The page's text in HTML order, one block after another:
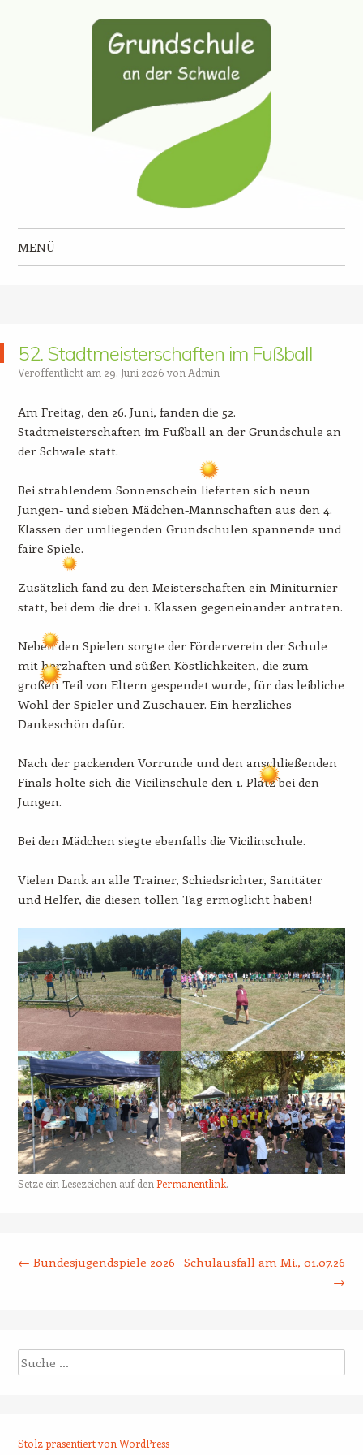
Grundschule an der Schwale
MENÜ
52. Stadtmeisterschaften im Fußball
Veröffentlicht am 29. Juni 2026 von Admin
Am Freitag, den 26. Juni, fanden die 52.
Stadtmeisterschaften im Fußball an der Grundschule an
der Schwale statt.
Bei strahlendem Sonnenschein lieferten sich neun
Jungen- und sieben Mädchen-Mannschaften aus den 4.
Klassen der umliegenden Grundschulen spannende und
faire Spiele.
Zusätzlich fand zu den Meisterschaften ein Miniturnier
statt, bei dem die drei 1. Klassen gegeneinander antraten.
Neben den Spielen sorgte der Förderverein der Schule
mit herzhaften und süßen Köstlichkeiten, die zum
großen Teil von Eltern gespendet wurde, für das leibliche
Wohl der Spieler und Zuschauer. Ein herzliches
Dankeschön dafür.
Nach der packenden Vorrunde und den anschließenden
Finals holte sich die Vicilinschule den 1. Platz bei den
Jungen.
Bei den Mädchen siegte ebenfalls die Vicilinschule.
Vielen Dank an alle Trainer, Schiedsrichter, Sanitäter
und Helfer, die diesen tollen Tag ermöglicht haben!
Setze ein Lesezeichen auf den Permanentlink.
← Bundesjugendspiele 2026
Schulausfall am Mi., 01.07.26
→
Suche
Stolz präsentiert von WordPress